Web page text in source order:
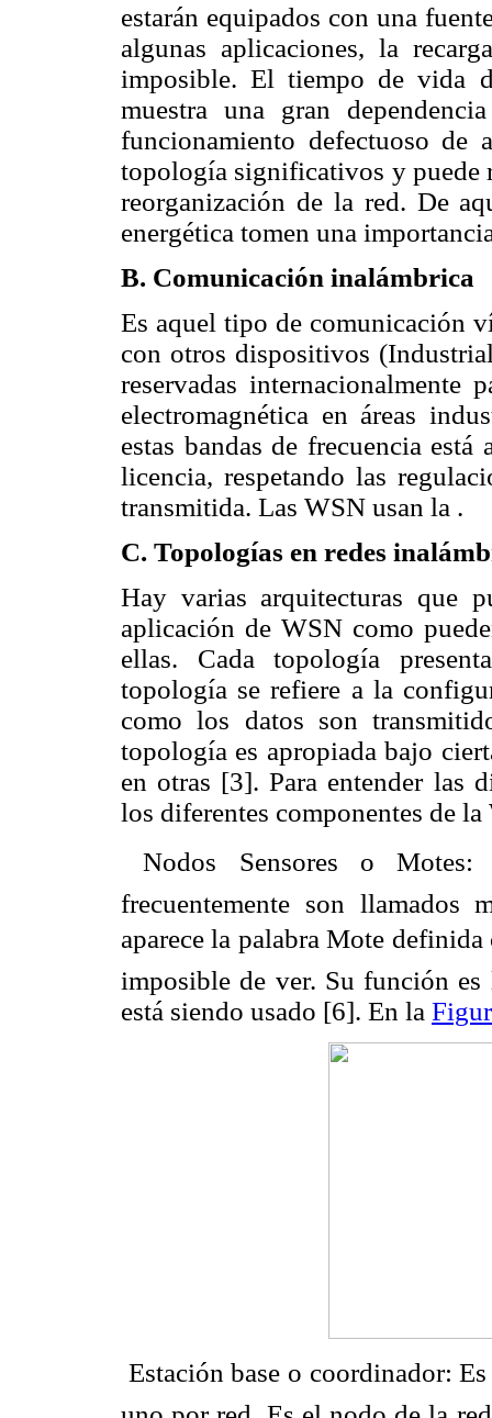
estarán equipados con una
algunas aplicaciones, la
imposible. El tiempo de vida
muestra una gran
funcionamiento defectuoso de
topología significativos y puede
reorganización de la red. De
energética tomen una
B. Comunicación inalámbrica
Es aquel tipo de comunicación
con otros dispositivos
reservadas internacionalmente
electromagnética en áreas
estas bandas de frecuencia
licencia, respetando las
transmitida. Las WSN usan la .
C. Topologías en redes
Hay varias arquitecturas que
aplicación de WSN como
ellas. Cada topología
topología se refiere a la
como los datos son
topología es apropiada bajo
en otras [3]. Para entender las
los diferentes componentes de
 Nodos Sensores o
frecuentemente son llamados
aparece la palabra Mote
imposible de ver. Su función
está siendo usado [6]. En la
 Estación base o coordinador: